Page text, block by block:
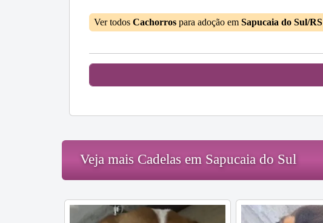
Ver todos Cachorros para adoção em Sapucaia do Sul/RS
Veja mais Cadelas em Sapucaia do Sul